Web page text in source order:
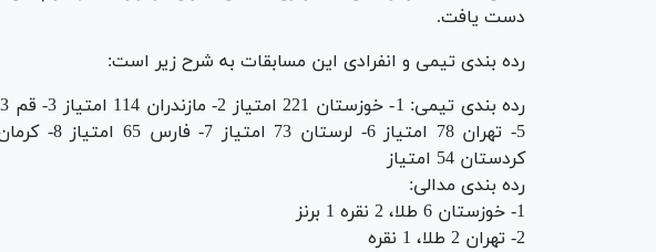
دست یافت.
رده بندی تیمی و انفرادی این مسابقات به شرح زیر است:
کردستان 54 امتیاز
رده بندی مدالی:
1- خوزستان 6 طلا، 2 نقره 1 برنز
2- تهران 2 طلا، 1 نقره